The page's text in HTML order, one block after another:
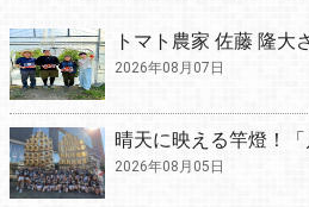
トマト農家 佐藤 隆大
2026年08月07日
晴天に映える竿燈！「
2026年08月05日